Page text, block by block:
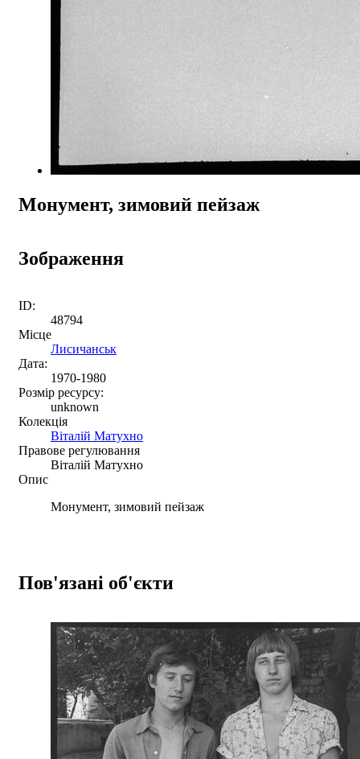
Монумент, зимовий пейзаж
Зображення
ID:
48794
Місце
Лисичанськ
Дата:
1970-1980
Розмір ресурсу:
unknown
Колекція
Віталій Матухно
Правове регулювання
Віталій Матухно
Опис
Монумент, зимовий пейзаж
Пов'язані об'єкти